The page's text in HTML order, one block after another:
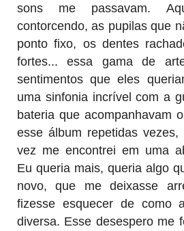
sons me passavam.
contorcendo, as pupilas que
ponto fixo, os dentes
fortes... essa gama de
sentimentos que eles
uma sinfonia incrível com a
bateria que acompanhavam
esse álbum repetidas
vez me encontrei em uma
Eu queria mais, queria algo
novo, que me deixasse
fizesse esquecer de como
diversa. Esse desespero me